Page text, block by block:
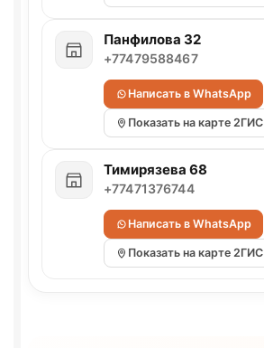
Панфилова 32
+77479588467
Написать в WhatsApp
Показать на карте 2ГИС
Тимирязева 68
+77471376744
Написать в WhatsApp
Показать на карте 2ГИС